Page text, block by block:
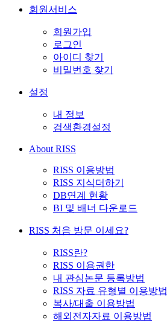
회원서비스
회원가입
로그인
아이디 찾기
비밀번호 찾기
설정
내 정보
검색환경설정
About RISS
RISS 이용방법
RISS 지식더하기
DB연계 현황
BI 및 배너 다운로드
RISS 처음 방문 이세요?
RISS란?
RISS 이용권한
내 관심논문 등록방법
RISS 자료 유형별 이용방법
복사/대출 이용방법
해외전자자료 이용방법